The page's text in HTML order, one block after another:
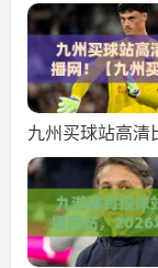
九州买球站高清
网！【九州买球
年最全观赛指南